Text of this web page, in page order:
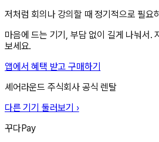
저처럼 회의나 강의할 때 정기적으로 필요
마음에 드는 기기, 부담 없이 길게 나눠서.
보세요.
앱에서 혜택 받고 구매하기
셰어라운드 주식회사 공식 렌탈
다른 기기 둘러보기 ›
꾸다Pay